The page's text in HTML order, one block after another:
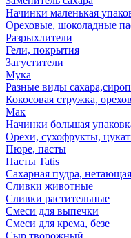
Начинки маленькая
Ореховые, шоколадные
Разрыхлители
Гели, покрытия
Загустители
Мука
Разные виды
Кокосовая стружка,
Мак
Начинки большая
Орехи, сухофрукты,
Пюре, пасты
Пасты Tatis
Сахарная пудра,
Сливки животные
Сливки растительные
Смеси для выпечки
Смеси для крема, безе
Сыр творожный